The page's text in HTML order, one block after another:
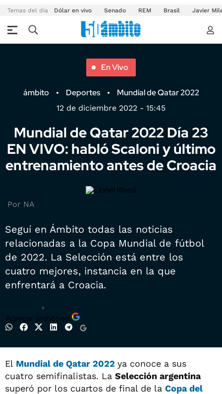
Temas del día Dólar en vivo Senado REM Brasil Javier
En Vivo
ámbito Deportes Mundial de Qatar 2022
12 de diciembre 2022 - 15:45
Mundial de Qatar 2022 Día 23
EN VIVO: habló Scaloni y último
entrenamiento antes de Croacia
Por NA
Seguí en Ámbito todas las noticias
relacionadas a la Copa Mundial de fútbol
de 2022. La Selección está entre los
cuatro mejores, instancia en la que
enfrentará a Croacia.
+
Agregar ámbito en
El Mundial de Qatar 2022 ya conoce a sus
cuatro semifinalistas. La Selección argentina
superó por los cuartos de final de la Copa del